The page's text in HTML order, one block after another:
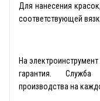
Для нанесения
соответствующей
На
гарантия. Служба
производства на